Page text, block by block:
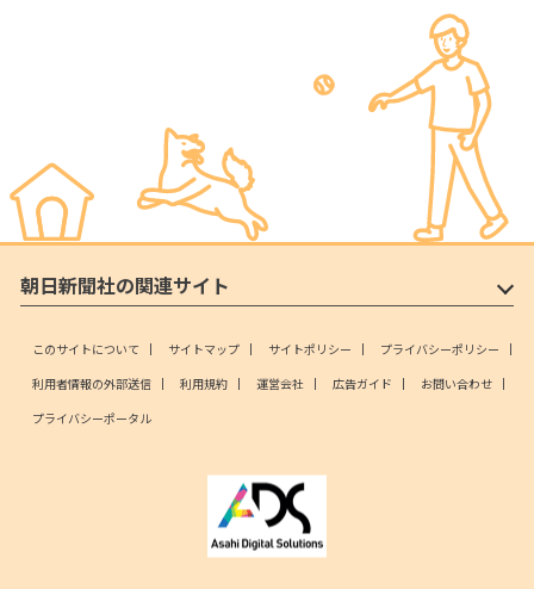
朝日新聞社の関連サイト
このサイトについて サイトマップ サイトポリシー
プライバシーポリシー
利用者情報の外部送信
利用規約 運営会社 広告ガイド
お問い合わせ
プライバシーポータル